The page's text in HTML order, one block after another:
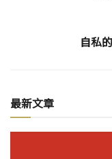
自私
最新文章